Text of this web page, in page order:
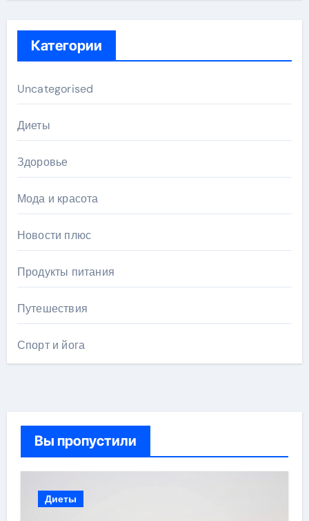
Категории
Uncategorised
Диеты
Здоровье
Мода и красота
Новости плюс
Продукты питания
Путешествия
Спорт и йога
Вы пропустили
Диеты